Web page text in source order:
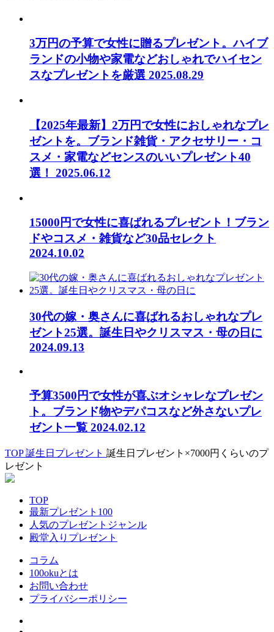
3万円の予算で女性に贈るプレゼント。ハイブ
ランドの小物や家電などおしゃれでハイセン
スなプレゼントを厳選 2025.08.29
【2025年最新】2万円で女性におしゃれなプレ
ゼントを。ブランド雑貨・アクセサリー・コ
スメ・家電などセンスのいいプレゼント40
選！ 2025.06.12
15000円で女性に喜ばれるプレゼント！ブラン
ドやコスメ・雑貨など30品セレクト
2024.10.02
30代の嫁・奥さんに喜ばれるおしゃれなプレ
ゼント25選。誕生日やクリスマス・母の日に
2024.09.13
予算3500円で女性が喜ぶオシャレなプレゼン
ト。ブランド物やデパコスなど外さないプレ
ゼント一覧 2024.02.12
TOP 誕生日プレゼント 誕生日プレゼント×7000円くらいのプ
レゼント
TOP
最新プレゼント100
人気のプレゼントジャンル
殿堂入りプレゼント
コラム
100okuとは
お問い合わせ
プライバシーポリシー